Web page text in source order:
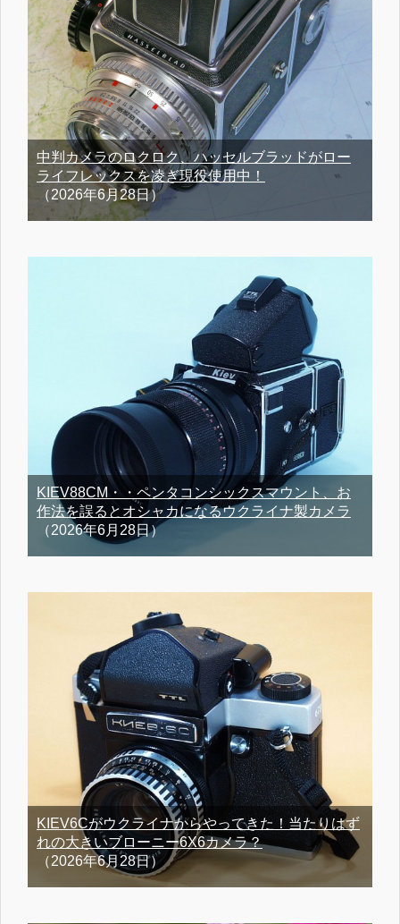
中判カメラのロクロク、ハッセルブラッドがロー
ライフレックスを凌ぎ現役使用中！
（2026年6月28日）
KIEV88CM・・ペンタコンシックスマウント、お
作法を誤るとオシャカになるウクライナ製カメラ
（2026年6月28日）
KIEV6Cがウクライナからやってきた！当たりはず
れの大きいブローニー6X6カメラ？
（2026年6月28日）